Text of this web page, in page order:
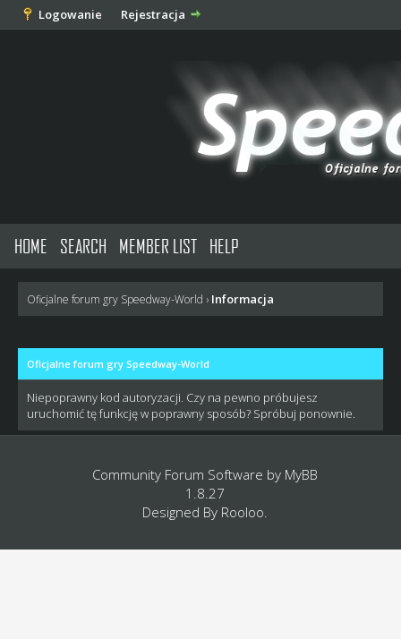
Logowanie Rejestracja
HOME SEARCH MEMBER LIST HELP
Oficjalne forum gry Speedway-World › Informacja
Oficjalne forum gry Speedway-World
Niepoprawny kod autoryzacji. Czy na pewno próbujesz
uruchomić tę funkcję w poprawny sposób? Spróbuj ponownie.
Community Forum Software by MyBB
1.8.27
Designed By Rooloo.